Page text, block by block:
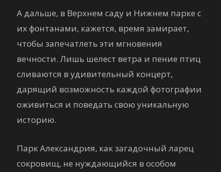
А дальше, в Верхнем саду и Нижнем парке с
их фонтанами, кажется, время замирает,
чтобы запечатлеть эти мгновения
вечности. Лишь шелест ветра и пение птиц
сливаются в удивительный концерт,
дарящий возможность каждой фотографии
оживиться и поведать свою уникальную
историю.
Парк Александрия, как загадочный ларец
сокровищ, не нуждающийся в особом